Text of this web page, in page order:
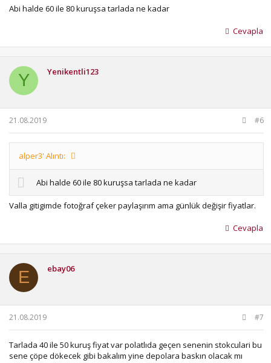
Abi halde 60 ile 80 kuruşsa tarlada ne kadar
Cevapla
Y Yenikentli123
21.08.2019 #6
alper3' Alıntı:
Abi halde 60 ile 80 kuruşsa tarlada ne kadar
Valla gitigimde fotoğraf çeker paylaşırım ama günlük değişir fiyatlar.
Cevapla
E ebay06
21.08.2019 #7
Tarlada 40 ile 50 kuruş fiyat var polatlıda geçen senenin stokculari bu
sene çöpe dökecek gibi bakalım yine depolara baskın olacak mı